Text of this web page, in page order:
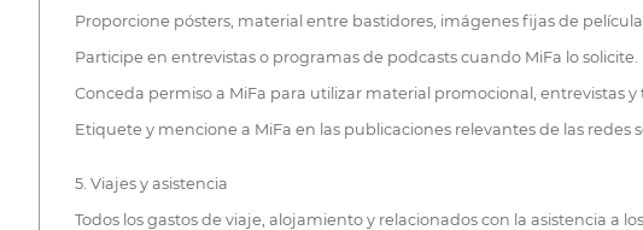
Proporcione pósters, material entre bastidores, imágenes fijas de
Participe en entrevistas o programas de podcasts cuando MiFa lo solicite.
Conceda permiso a MiFa para utilizar material promocional, entrevistas
Etiquete y mencione a MiFa en las publicaciones relevantes de las redes
5. Viajes y asistencia
Todos los gastos de viaje, alojamiento y relacionados con la asistencia a